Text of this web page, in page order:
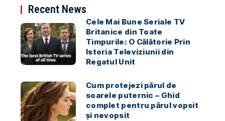
Recent News
Cele Mai Bune Seriale TV
Britanice din Toate
Timpurile: O Călătorie Prin
Istoria Televiziunii din
Regatul Unit
Cum protejezi părul de
soarele puternic – Ghid
complet pentru părul vopsit
și nevopsit